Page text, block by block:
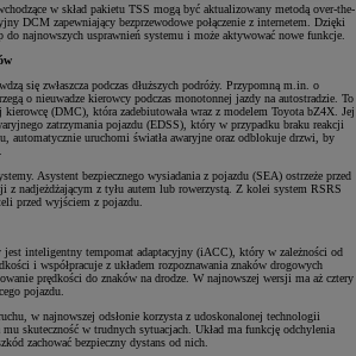
w skład pakietu TSS mogą być aktualizowany metodą over-the-
DCM zapewniający bezprzewodowe połączenie z internetem. Dzięki
do najnowszych usprawnień systemu i może aktywować nowe funkcje.
się zwłaszcza podczas dłuższych podróży. Przypomną m.in. o
o nieuwadze kierowcy podczas monotonnej jazdy na autostradzie. To
(DMC), która zadebiutowała wraz z modelem Toyota bZ4X. Jej
zatrzymania pojazdu (EDSS), który w przypadku braku reakcji
automatycznie uruchomi światła awaryjne oraz odblokuje drzwi, by
Asystent bezpiecznego wysiadania z pojazdu (SEA) ostrzeże przed
nadjeżdżającym z tyłu autem lub rowerzystą. Z kolei system RSRS
przed wyjściem z pojazdu.
jest inteligentny tempomat adaptacyjny (iACC), który w zależności od
i współpracuje z układem rozpoznawania znaków drogowych
prędkości do znaków na drodze. W najnowszej wersji ma aż cztery
pojazdu.
w najnowszej odsłonie korzysta z udoskonalonej technologii
skuteczność w trudnych sytuacjach. Układ ma funkcję odchylenia
zachować bezpieczny dystans od nich.